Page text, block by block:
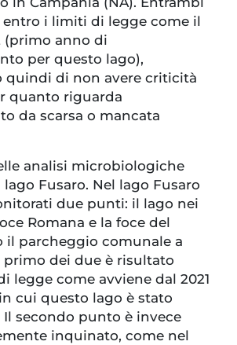
i limiti di legge come il
(primo anno di
per questo lago),
quindi di non avere criticità
quanto riguarda
da scarsa o mancata
analisi microbiologiche
Fusaro. Nel lago Fusaro
due punti: il lago nei
Romana e la foce del
il parcheggio comunale a
primo dei due è risultato
legge come avviene dal 2021
cui questo lago è stato
secondo punto è invece
inquinato, come nel